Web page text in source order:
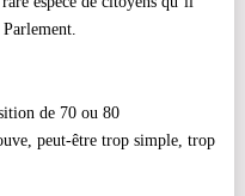
de 70 ou 80
peut-être trop simple, trop